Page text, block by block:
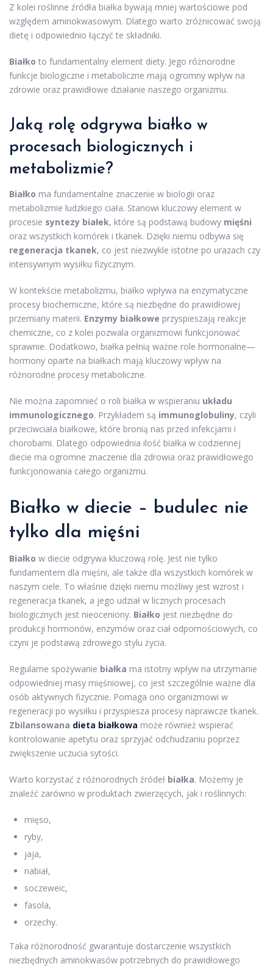
Z kolei roślinne źródła białka bywają mniej wartościowe pod
względem aminokwasowym. Dlatego warto zróżnicować swoją
dietę i odpowiednio łączyć te składniki.
Białko to fundamentalny element diety. Jego różnorodne
funkcje biologiczne i metaboliczne mają ogromny wpływ na
zdrowie oraz prawidłowe działanie naszego organizmu.
Jaką rolę odgrywa białko w
procesach biologicznych i
metabolizmie?
Białko ma fundamentalne znaczenie w biologii oraz
metabolizmie ludzkiego ciała. Stanowi kluczowy element w
procesie syntezy białek, które są podstawą budowy mięśni
oraz wszystkich komórek i tkanek. Dzięki niemu odbywa się
regeneracja tkanek, co jest niezwykle istotne po urazach czy
intensywnym wysiłku fizycznym.
W kontekście metabolizmu, białko wpływa na enzymatyczne
procesy biochemiczne, które są niezbędne do prawidłowej
przemiany materii. Enzymy białkowe przyspieszają reakcje
chemiczne, co z kolei pozwala organizmowi funkcjonować
sprawnie. Dodatkowo, białka pełnią ważne role hormonalne—
hormony oparte na białkach mają kluczowy wpływ na
różnorodne procesy metaboliczne.
Nie można zapomnieć o roli białka w wspieraniu układu
immunologicznego. Przykładem są immunoglobuliny, czyli
przeciwciała białkowe, które bronią nas przed infekcjami i
chorobami. Dlatego odpowiednia ilość białka w codziennej
diecie ma ogromne znaczenie dla zdrowia oraz prawidłowego
funkcjonowania całego organizmu.
Białko w diecie – budulec nie
tylko dla mięśni
Białko w diecie odgrywa kluczową rolę. Jest nie tylko
fundamentem dla mięśni, ale także dla wszystkich komórek w
naszym ciele. To właśnie dzięki niemu możliwy jest wzrost i
regeneracja tkanek, a jego udział w licznych procesach
biologicznych jest nieoceniony. Białko jest niezbędne do
produkcji hormonów, enzymów oraz ciał odpornościowych, co
czyni je podstawą zdrowego stylu życia.
Regularne spożywanie białka ma istotny wpływ na utrzymanie
odpowiedniej masy mięśniowej, co jest szczególnie ważne dla
osób aktywnych fizycznie. Pomaga ono organizmowi w
regeneracji po wysiłku i przyspiesza procesy naprawcze tkanek.
Zbilansowana dieta białkowa może również wspierać
kontrolowanie apetytu oraz sprzyjać odchudzaniu poprzez
zwiększenie uczucia sytości.
Warto korzystać z różnorodnych źródeł białka. Możemy je
znaleźć zarówno w produktach zwierzęcych, jak i roślinnych:
mięso,
ryby,
jaja,
nabiał,
soczeweic,
fasola,
orzechy.
Taka różnorodność gwarantuje dostarczenie wszystkich
niezbędnych aminokwasów potrzebnych do prawidłowego